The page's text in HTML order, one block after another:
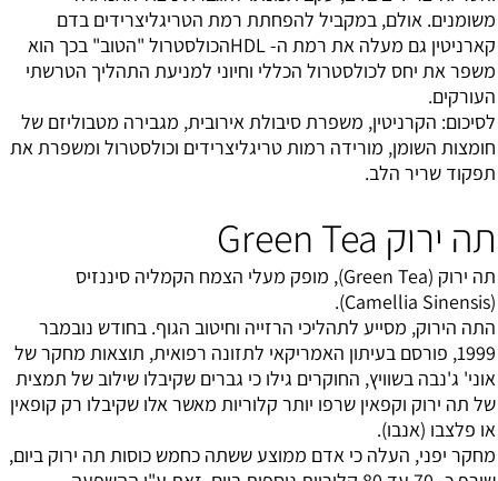
משומנים. אולם, במקביל להפחתת רמת הטריגליצרידים בדם
קארניטין גם מעלה את רמת ה- HDLהכולסטרול "הטוב" בכך הוא
משפר את יחס לכולסטרול הכללי וחיוני למניעת התהליך הטרשתי
העורקים.
לסיכום: הקרניטין, משפרת סיבולת אירובית, מגבירה מטבוליזם של
חומצות השומן, מורידה רמות טריגליצרידים וכולסטרול ומשפרת את
תפקוד שריר הלב.
תה ירוק Green Tea
תה ירוק (Green Tea), מופק מעלי הצמח הקמליה סיננזיס
(Camellia Sinensis).
התה הירוק, מסייע לתהליכי הרזייה וחיטוב הגוף. בחודש נובמבר
1999, פורסם בעיתון האמריקאי לתזונה רפואית, תוצאות מחקר של
אוני' ג'נבה בשוויץ, החוקרים גילו כי גברים שקיבלו שילוב של תמצית
של תה ירוק וקפאין שרפו יותר קלוריות מאשר אלו שקיבלו רק קופאין
או פלצבו (אנבו).
מחקר יפני, העלה כי אדם ממוצע ששתה כחמש כוסות תה ירוק ביום,